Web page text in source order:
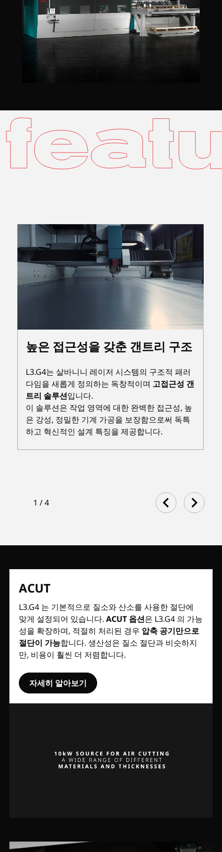
높은 접근성을 갖춘 갠트리 구조
L3.G4는 살바니니 레이저 시스템의 구조적 패러
다임을 새롭게 정의하는 독창적이며 고접근성 갠
트리 솔루션입니다.
이 솔루션은 작업 영역에 대한 완벽한 접근성, 높
은 강성, 정밀한 기계 가공을 보장함으로써 독특
하고 혁신적인 설계 특징을 제공합니다.
Settings
1 /4
ACUT
L3.G4 는 기본적으로 질소와 산소를 사용한 절단에
맞게 설정되어 있습니다.ACUT 옵션은 L3.G4 의 가능
성을 확장하며, 적절히 처리된 경우 압축 공기만으로
절단이 가능합니다. 생산성은 질소 절단과 비슷하지
만, 비용이 훨씬 더 저렴합니다.
자세히 알아보기